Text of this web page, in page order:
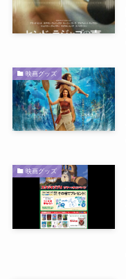
映画グッズ
映画グッズ